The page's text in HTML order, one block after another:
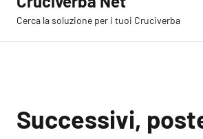
contenuto
Cerca la soluzione per i tuoi Cruciverba
Successivi,